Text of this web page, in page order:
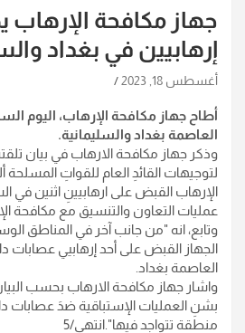
جهاز مكافحة الإرهاب
إرهابيين في بغداد
أغسطس 18, 2023
أطاح جهاز مكافحة الإرهاب، اليوم
العاصمة بغداد والسليمانية.
وذكر جهاز مكافحة الارهاب في بيان
لتوجيهات القائدِ العام للقواتِ
الإرهاب القبض على ارهابيينِ اثنين
عمليات التعاون والتنسيق مع مكافحة
وتابع، انه "من جانب آخر في المناطق
الجهاز القبض على أحد إرهابيي عصابات
العاصمة بغداد
واشار جهاز مكافحة الارهاب بحسب
بشنِ العمليات الإستباقية ضدَ عصابات
منطقة تتواجد فيها".انتهى/5